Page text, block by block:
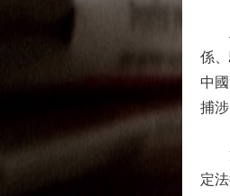
此
係
中
捕
實
定